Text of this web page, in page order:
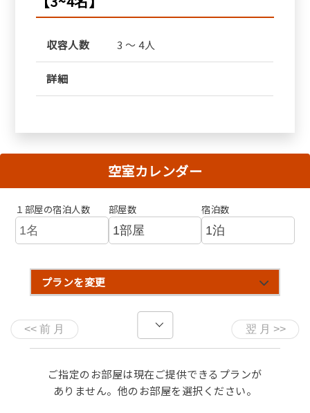
収容人数 3 ～ 4人
詳細
空室カレンダー
１部屋の宿泊人数 部屋数 宿泊数
プランを変更
ご指定のお部屋は現在ご提供できるプランが
ありません。他のお部屋を選択ください。